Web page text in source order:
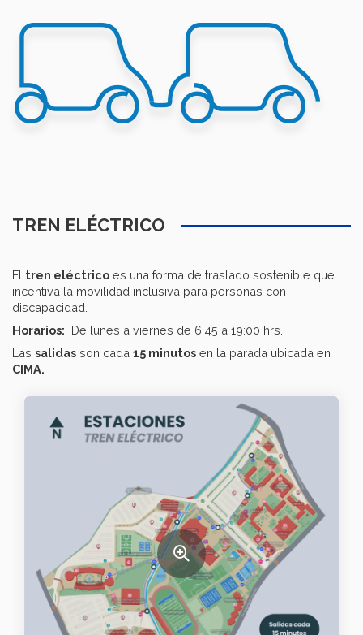
TREN ELÉCTRICO
El tren eléctrico es una forma de traslado sostenible que
incentiva la movilidad inclusiva para personas con
discapacidad.
Horarios: De lunes a viernes de 6:45 a 19:00 hrs.
Las salidas son cada 15 minutos en la parada ubicada en
CIMA.